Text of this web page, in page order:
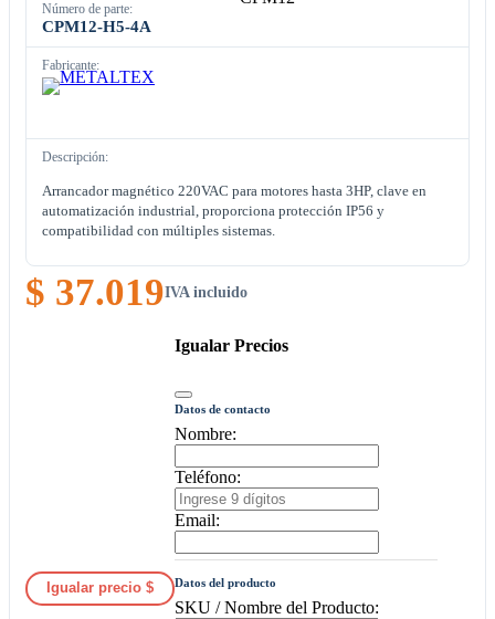
Número de parte:
CPM12-H5-4A
Fabricante:
Descripción:
Arrancador magnético 220VAC para motores hasta 3HP, clave en
automatización industrial, proporciona protección IP56 y
compatibilidad con múltiples sistemas.
$ 37.019IVA incluido
Igualar precio $
Igualar Precios
Datos de contacto
Nombre:
Teléfono:
Email:
Datos del producto
SKU / Nombre del Producto: